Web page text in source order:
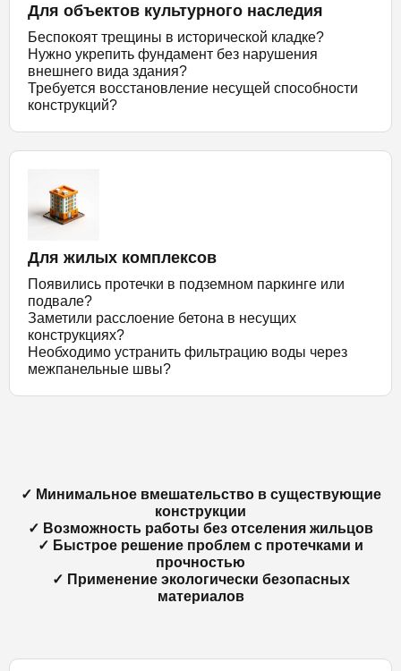
Для объектов культурного наследия
Беспокоят трещины в исторической кладке?
Нужно укрепить фундамент без нарушения
внешнего вида здания?
Требуется восстановление несущей способности
конструкций?
Для жилых комплексов
Появились протечки в подземном паркинге или
подвале?
Заметили расслоение бетона в несущих
конструкциях?
Необходимо устранить фильтрацию воды через
межпанельные швы?
✓ Минимальное вмешательство в существующие
конструкции
✓ Возможность работы без отселения жильцов
✓ Быстрое решение проблем с протечками и
прочностью
✓ Применение экологически безопасных
материалов